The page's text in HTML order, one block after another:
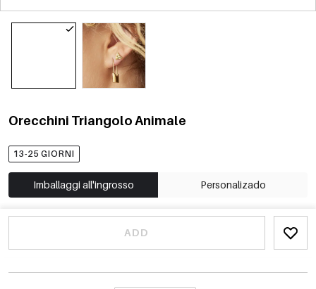
Orecchini Triangolo Animale
13-25 GIORNI
Imballaggi all'ingrosso Personalizado
ADD